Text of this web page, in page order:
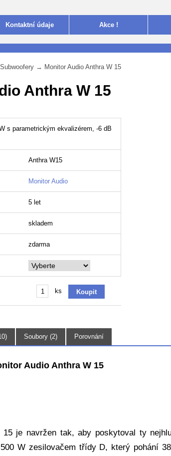
Kontaktní údaje Akce !
Subwoofery → Monitor Audio Anthra W 15
Anthra W 15
s parametrickým ekvalizérem, -6 dB
Anthra W15
Monitor Audio
5 let
skladem
zdarma
ks
Soubory (2) Porovnání
Audio Anthra W 15
15 je navržen tak, aby poskytoval ty
W zesilovačem třídy D, který pohání